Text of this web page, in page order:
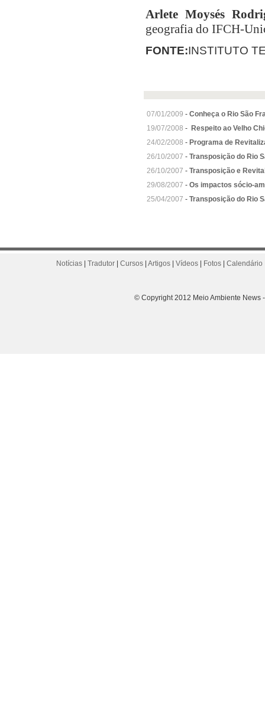
Arlete Moysés
geografia do IFCH-
FONTE:INSTITUTO
07/01/2009 - Conheça o Rio São
19/07/2008 - Respeito ao Velho
24/02/2008 - Programa de
26/10/2007 - Transposição do Rio
26/10/2007 - Transposição e
29/08/2007 - Os impactos sócio-
25/04/2007 - Transposição do Rio
Notícias Tradutor Cursos Artigos Vídeos Fotos Calendário
© Copyright 2012 Meio Ambiente News